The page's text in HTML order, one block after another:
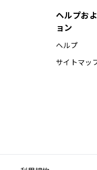
ヘルプお
ョン
ヘルプ
サイトマッ